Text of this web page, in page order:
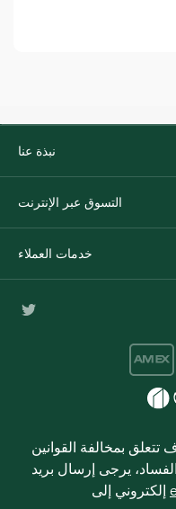
نبذة عنا
التسوق عبر الإنترنت
خدمات العملاء
بمخالفة القوانين
الفساد، يرجى إرسال بريد